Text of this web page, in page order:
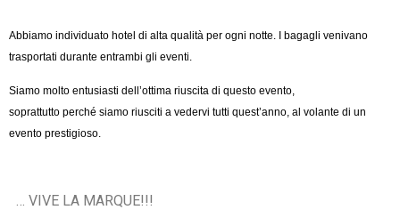
Abbiamo individuato hotel di alta qualità per ogni notte. I bagagli venivano
trasportati durante entrambi gli eventi.
Siamo molto entusiasti dell’ottima riuscita di questo evento,
soprattutto perché siamo riusciti a vedervi tutti quest’anno, al volante di un
evento prestigioso.
… VIVE LA MARQUE!!!